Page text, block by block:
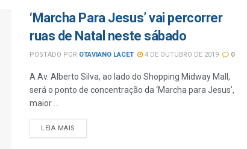
‘Marcha Para Jesus’ vai percorrer
ruas de Natal neste sábado
POSTADO POR OTAVIANO LACET 4 DE OUTUBRO DE 2019 0
A Av. Alberto Silva, ao lado do Shopping Midway Mall,
será o ponto de concentração da ‘Marcha para Jesus’,
maior ...
LEIA MAIS